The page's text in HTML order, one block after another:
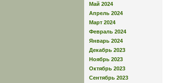
Май 2024
Апрель 2024
Март 2024
Февраль 2024
Январь 2024
Декабрь 2023
Ноябрь 2023
Октябрь 2023
Сентябрь 2023